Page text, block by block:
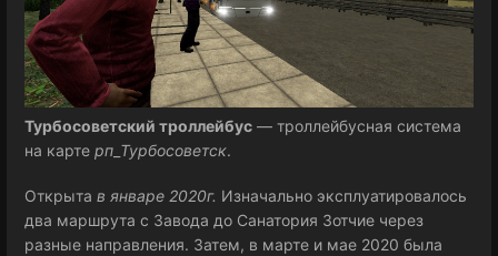
Турбосоветский троллейбус — троллейбусная система
на карте рп Турбосоветск.
Открыта в январе 2020г. Изначально эксплуатировалось
два маршрута с Завода до Санатория Зотчие через
разные направления. Затем, в марте и мае 2020 была